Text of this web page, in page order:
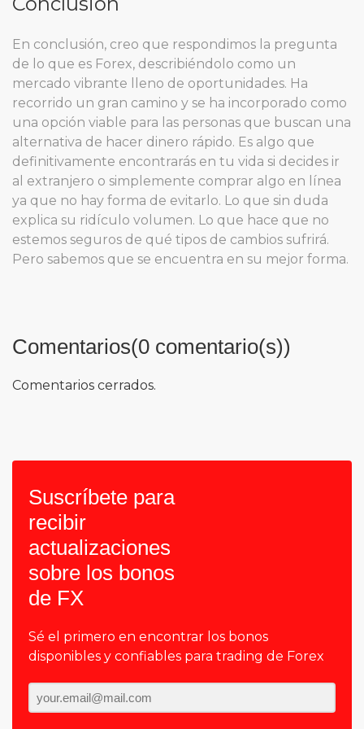
En conclusión, creo que respondimos la pregunta
de lo que es Forex, describiéndolo como un
mercado vibrante lleno de oportunidades. Ha
recorrido un gran camino y se ha incorporado como
una opción viable para las personas que buscan una
alternativa de hacer dinero rápido. Es algo que
definitivamente encontrarás en tu vida si decides ir
al extranjero o simplemente comprar algo en línea
ya que no hay forma de evitarlo. Lo que sin duda
explica su ridículo volumen. Lo que hace que no
estemos seguros de qué tipos de cambios sufrirá.
Pero sabemos que se encuentra en su mejor forma.
Comentarios(0 comentario(s))
Comentarios cerrados.
Suscríbete para
recibir
actualizaciones
sobre los bonos
de FX
Sé el primero en encontrar los bonos
disponibles y confiables para trading de Forex